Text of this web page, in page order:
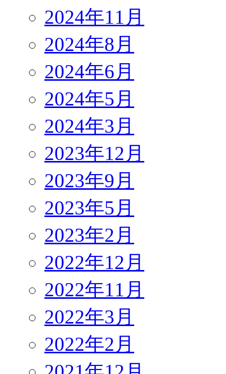
2024年11月
2024年8月
2024年6月
2024年5月
2024年3月
2023年12月
2023年9月
2023年5月
2023年2月
2022年12月
2022年11月
2022年3月
2022年2月